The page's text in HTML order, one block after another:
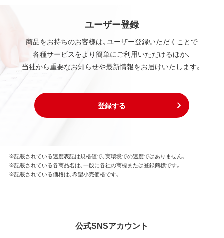
ユーザー登録
商品をお持ちのお客様は、ユーザー登録いただくことで
各種サービスをより簡単にご利用いただけるほか、
当社から重要なお知らせや最新情報をお届けいたします。
登録する
※記載されている速度表記は規格値で、実環境での速度ではありません。
※記載されている各商品名は、一般に各社の商標または登録商標です。
※記載されている価格は、希望小売価格です。
公式SNSアカウント